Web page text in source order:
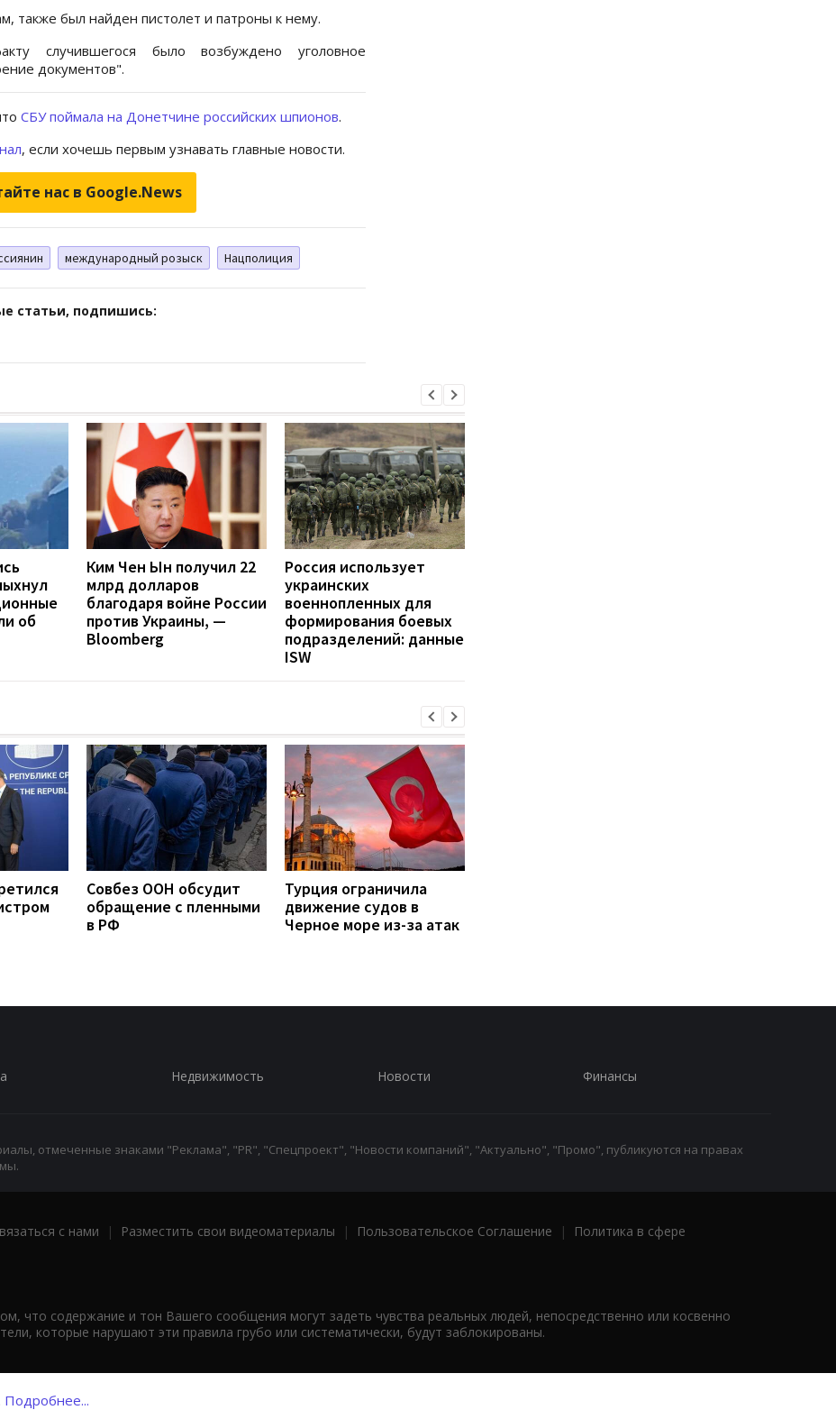
также был найден пистолет и патроны к нему.
случившегося было возбуждено уголовное
документов".
СБУ поймала на Донетчине российских шпионов.
, если хочешь первым узнавать главные новости.
нас в Google.News
международный розыск Нацполиция
статьи, подпишись:
об
Ким Чен Ын получил 22
млрд долларов
благодаря войне России
против Украины, —
Bloomberg
Россия использует
украинских
военнопленных для
формирования боевых
подразделений: данные
ISW
Совбез ООН обсудит
обращение с пленными
в РФ
Турция ограничила
движение судов в
Черное море из-за атак
Недвижимость Новости Финансы
отмеченные знаками "Реклама", "PR", "Спецпроект", "Новости компаний", "Актуально", "Промо", публикуются на правах
с нами | Разместить свои видеоматериалы | Пользовательское Соглашение |
Политика в сфере
что содержание и тон Вашего сообщения могут задеть чувства реальных людей, непосредственно или косвенно
которые нарушают эти правила грубо или систематически, будут заблокированы.
Подробнее...